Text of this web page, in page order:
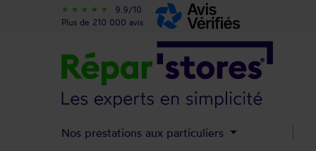
star_rate star_rate star_rate star_rate star_rate
9.9/10
Plus de 210 000 avis
Nos prestations aux particuliers